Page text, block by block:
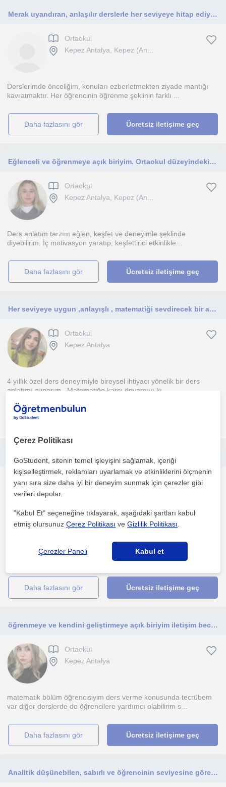
Merak uyandıran, anlaşılır derslerle her seviyeye hitap ediyorum
Ortaokul
Kepez Antalya, Kepez (An...
Derslerimde önceliğim, konuları ezberletmekten ziyade mantığı
kavratmaktır. Her öğrencinin öğrenme şeklinin farklı ...
daha fazlasını gör Ücretsiz iletişime geç
Eğlenceli ve öğrenmeye açık biriyim. Ortaokul düzeyindeki öğrencilere yöneliktir.
Ortaokul
Kepez Antalya, Kepez (An...
Ders anlatım tarzım eğlen, keşfet ve deneyimle şeklinde
diyebilirim. İç motivasyon yaratıp, keşfettirici etkinlikle...
daha fazlasını gör Ücretsiz iletişime geç
Her seviyeye uygun ,anlayışlı , matematiği sevdirecek bir anlatım
Ortaokul
Kepez Antalya
4 yıllık özel ders deneyimiyle bireysel ihtiyacı yönelik bir ders
anlatımı sunarım . Matematiğe karşı önyargıyı kı...
daha fazlasını gör
Ortaokul
Derslerimde öğrencilerimin her konuyu anlaması için konuları
daha fazlasını gör Ücretsiz iletişime geç
öğrenmeye ve kendini geliştirmeye açık biriyim iletişim becerim yüksek
Ortaokul
Kepez Antalya
matematik bölüm öğrencisiyim ders verme konusunda tecrübem
var diğer derslerde de öğrencilere yardımcı olabilirim s...
daha fazlasını gör Ücretsiz iletişime geç
Analitik düşünebilen, sabırlı ve öğrencinin seviyesine göre anlatım tarzını uyarlayan bir eğitmenim. Ortaokul ve ilkokul seviyesi
Çerez Politikası
GoStudent, sitenin temel işleyişini sağlamak, içeriği
kişiselleştirmek, reklamları uyarlamak ve etkinliklerini ölçmenin
yanı sıra size daha iyi bir deneyim sunmak için çerezler gibi
verileri depolar.
"Kabul Et" seçeneğine tıklayarak, aşağıdaki şartları kabul
etmiş olursunuzÇerez Politikası veGizlilik Politikası
Çerezler Paneli Kabul et